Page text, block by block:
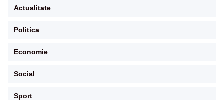
Actualitate
Politica
Economie
Social
Sport